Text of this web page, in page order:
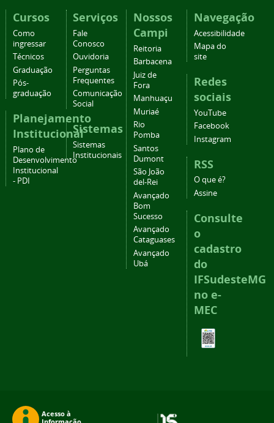
Cursos
Como
ingressar
Técnicos
Graduação
Pós-
graduação
Planejamento
Institucional
Plano de
Desenvolvimento
Institucional
- PDI
Serviços
Fale
Conosco
Ouvidoria
Perguntas
Frequentes
Comunicação
Social
Sistemas
Sistemas
Institucionais
Nossos
Campi
Reitoria
Barbacena
Juiz de
Fora
Manhuaçu
Muriaé
Rio
Pomba
Santos
Dumont
São João
del-Rei
Avançado
Bom
Sucesso
Avançado
Cataguases
Avançado
Ubá
Navegação
Acessibilidade
Mapa do
site
Redes
sociais
YouTube
Facebook
Instagram
RSS
O que é?
Assine
Consulte
o
cadastro
do
IFSudesteMG
no e-
MEC